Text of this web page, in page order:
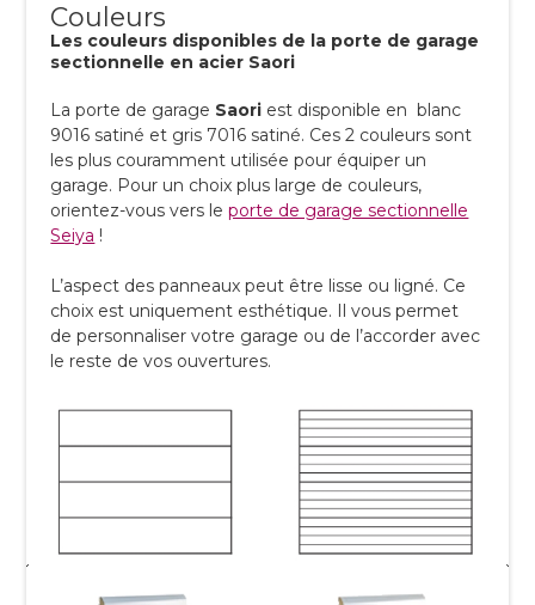
Couleurs
Les couleurs disponibles de la porte de garage
sectionnelle en acier Saori
La porte de garage Saori est disponible en blanc
9016 satiné et gris 7016 satiné. Ces 2 couleurs sont
les plus couramment utilisée pour équiper un
garage. Pour un choix plus large de couleurs,
orientez-vous vers leporte de garage sectionnelle
Seiya !
L’aspect des panneaux peut être lisse ou ligné. Ce
choix est uniquement esthétique. Il vous permet
de personnaliser votre garage ou de l’accorder avec
le reste de vos ouvertures.